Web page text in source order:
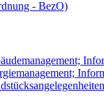
- BezO)